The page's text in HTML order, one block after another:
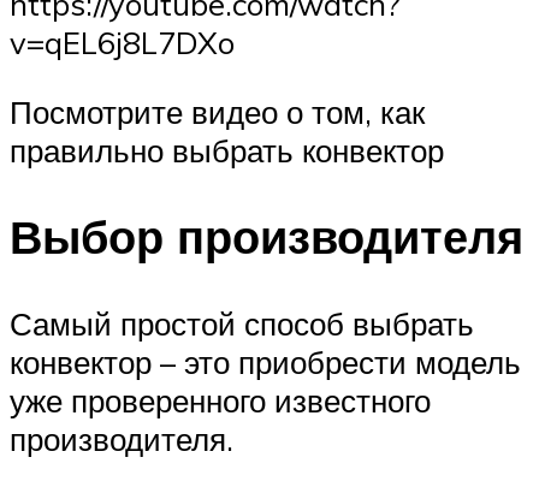
v=qEL6j8L7DXo
Посмотрите видео о том, как
правильно выбрать конвектор
Выбор производителя
Самый простой способ выбрать
конвектор – это приобрести модель
уже проверенного известного
производителя.